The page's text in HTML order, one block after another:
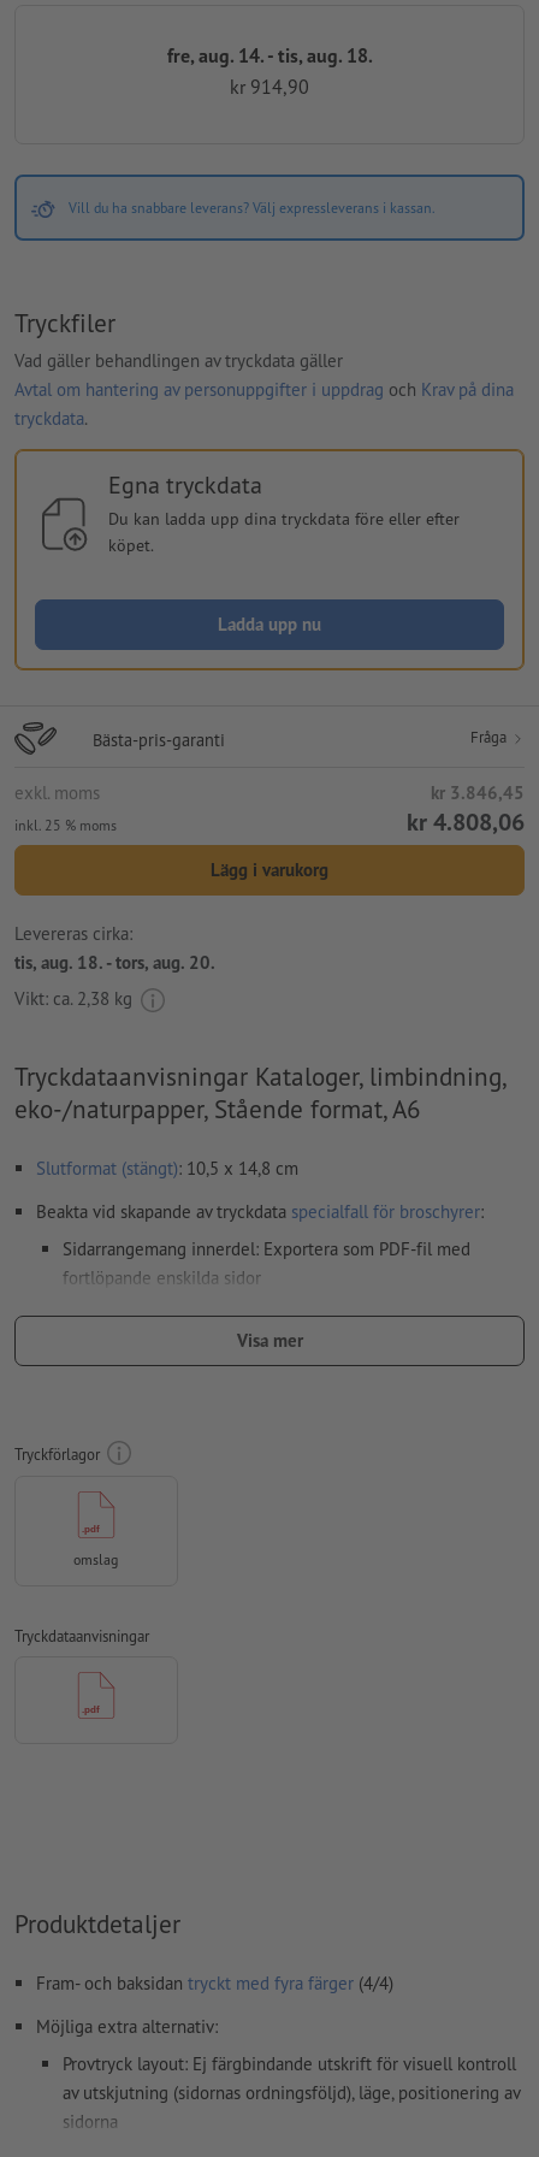
fre, aug. 14. - tis, aug. 18.
kr 914,90
Vill du ha snabbare leverans? Välj expressleverans i kassan.
Tryckfiler
Vad gäller behandlingen av tryckdata gäller
Avtal om hantering av personuppgifter i uppdrag och Krav på dina
tryckdata.
Egna tryckdata
Du kan ladda upp dina tryckdata före eller efter
köpet.
Ladda upp nu
Bästa-pris-garanti Fråga
exkl. moms kr 3.846,45
inkl. 25 % moms kr 4.808,06
Lägg i varukorg
Levereras cirka:
tis, aug. 18. - tors, aug. 20.
Vikt: ca. 2,38 kg
Tryckdataanvisningar Kataloger, limbindning,
eko-/naturpapper, Stående format, A6
Slutformat (stängt): 10,5 x 14,8 cm
Beakta vid skapande av tryckdata specialfall för broschyrer:
Sidarrangemang innerdel: Exportera som PDF-fil med
fortlöpande enskilda sidor
Sidarrangemang omslag: Upprätta och exportera som
färdigmonterade dubbelsidor (inklusive ryggstycke)
Lägg 2 mm runtom
mm avstånd till slutformatet
teckensnitt
konverterade till kurvor
stavfel och sättningsfel
övertrycksinställningar
Visa mer
Tryckförlagor
omslag
Tryckdataanvisningar
Produktdetaljer
Fram- och baksidan tryckt med fyra färger (4/4)
Möjliga extra alternativ:
Provtryck layout: Ej färgbindande utskrift för visuell kontroll
av utskjutning (sidornas ordningsföljd), läge, positionering av
sidorna